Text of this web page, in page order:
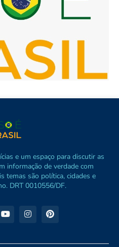
e um espaço para discutir as
informação de verdade com
temas são política, cidades e
DRT 0010556/DF.